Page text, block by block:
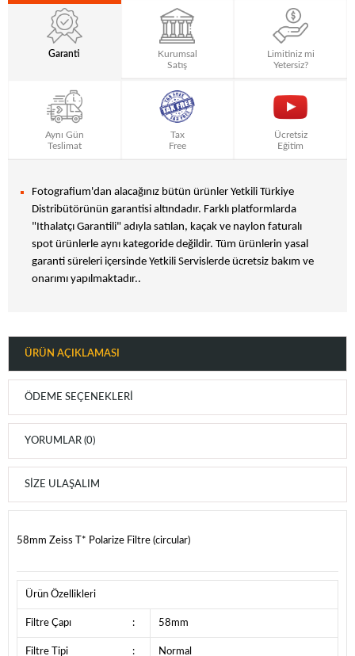
Garanti
Kurumsal
Satış
Limitiniz mi
Yetersiz?
Aynı Gün
Teslimat
Tax
Free
Ücretsiz
Eğitim
Fotografium'dan alacağınız bütün ürünler Yetkili Türkiye
Distribütörünün garantisi altındadır. Farklı platformlarda
"Ithalatçı Garantili" adıyla satılan, kaçak ve naylon faturalı
spot ürünlerle aynı kategoride değildir. Tüm ürünlerin yasal
garanti süreleri içersinde Yetkili Servislerde ücretsiz bakım ve
onarımı yapılmaktadır..
ÜRÜN AÇIKLAMASI
ÖDEME SEÇENEKLERI
YORUMLAR (0)
SIZE ULAŞALIM
58mm Zeiss T* Polarize Filtre (circular)
Ürün Özellikleri
Filtre Çapı : 58mm
Filtre Tipi : Normal